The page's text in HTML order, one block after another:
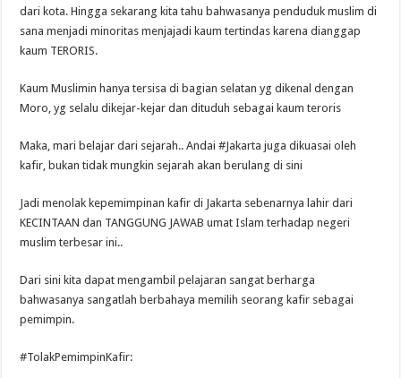
dari kota. Hingga sekarang kita tahu bahwasanya penduduk muslim di
sana menjadi minoritas menjajadi kaum tertindas karena dianggap
kaum TERORIS.
Kaum Muslimin hanya tersisa di bagian selatan yg dikenal dengan
Moro, yg selalu dikejar-kejar dan dituduh sebagai kaum teroris
Maka, mari belajar dari sejarah.. Andai #Jakarta juga dikuasai oleh
kafir, bukan tidak mungkin sejarah akan berulang di sini
Jadi menolak kepemimpinan kafir di Jakarta sebenarnya lahir dari
KECINTAAN dan TANGGUNG JAWAB umat Islam terhadap negeri
muslim terbesar ini..
Dari sini kita dapat mengambil pelajaran sangat berharga
bahwasanya sangatlah berbahaya memilih seorang kafir sebagai
pemimpin.
#TolakPemimpinKafir: